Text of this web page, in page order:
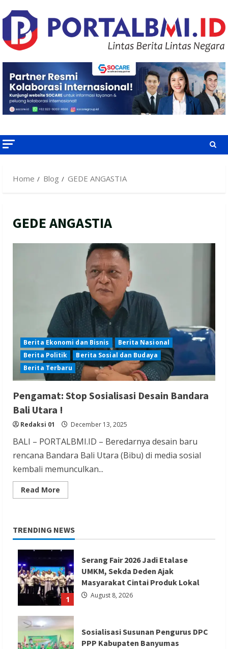
to
content
Home Blog GEDE ANGASTIA
GEDE ANGASTIA
Berita Ekonomi dan Bisnis
Berita Nasional
Berita Politik
Berita Sosial dan Budaya
Berita Terbaru
Pengamat: Stop Sosialisasi Desain Bandara
Bali Utara !
Redaksi 01 December 13, 2025
BALI – PORTALBMI.ID – Beredarnya desain baru
rencana Bandara Bali Utara (Bibu) di media sosial
kembali memunculkan...
Read More
more
Desain
Bandara
Utara
TRENDING NEWS
1
Serang Fair 2026 Jadi Etalase
UMKM, Sekda Deden Ajak
Masyarakat Cintai Produk Lokal
August 8, 2026
Sosialisasi Susunan Pengurus DPC
PPP Kabupaten Banyumas